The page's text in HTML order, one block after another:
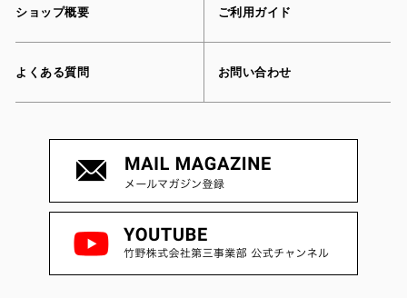
ショップ概要 ご利用ガイド
よくある質問 お問い合わせ